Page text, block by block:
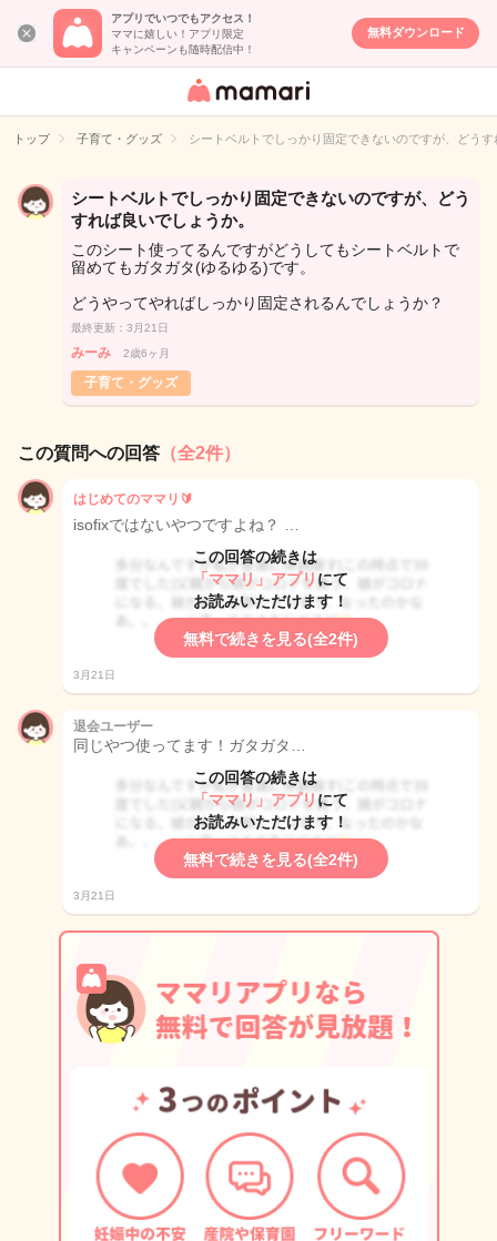
アプリでいつでもアクセス！
ママに嬉しい！アプリ限定
キャンペーンも随時配信中！
無料ダウンロード
女性専用匿名QA
イト
トップ 子育て・グッズ シートベルトでしっかり固定できないのですが、どう
シートベルトでしっかり固定できないのですが、どう
すれば良いでしょうか。
このシート使ってるんですがどうしてもシートベルトで
留めてもガタガタ(ゆるゆる)です。
どうやってやればしっかり固定されるんでしょうか？
最終更新：3月21日
みーみ 2歳6ヶ月
子育て・グッズ
この質問への回答 （全2件）
はじめてのママリ🔰
isofixではないやつですよね？ …
この回答の続きは
「ママリ」アプリ にて
お読みいただけます！
無料で続きを見る(全2件)
3月21日
退会ユーザー
同じやつ使ってます！ガタガタ…
この回答の続きは
「ママリ」アプリ にて
お読みいただけます！
無料で続きを見る(全2件)
3月21日